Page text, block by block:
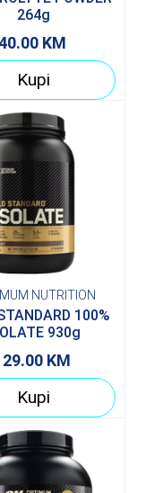
264g
KM
Kupi
NUTRITION
100%
930g
KM
Kupi